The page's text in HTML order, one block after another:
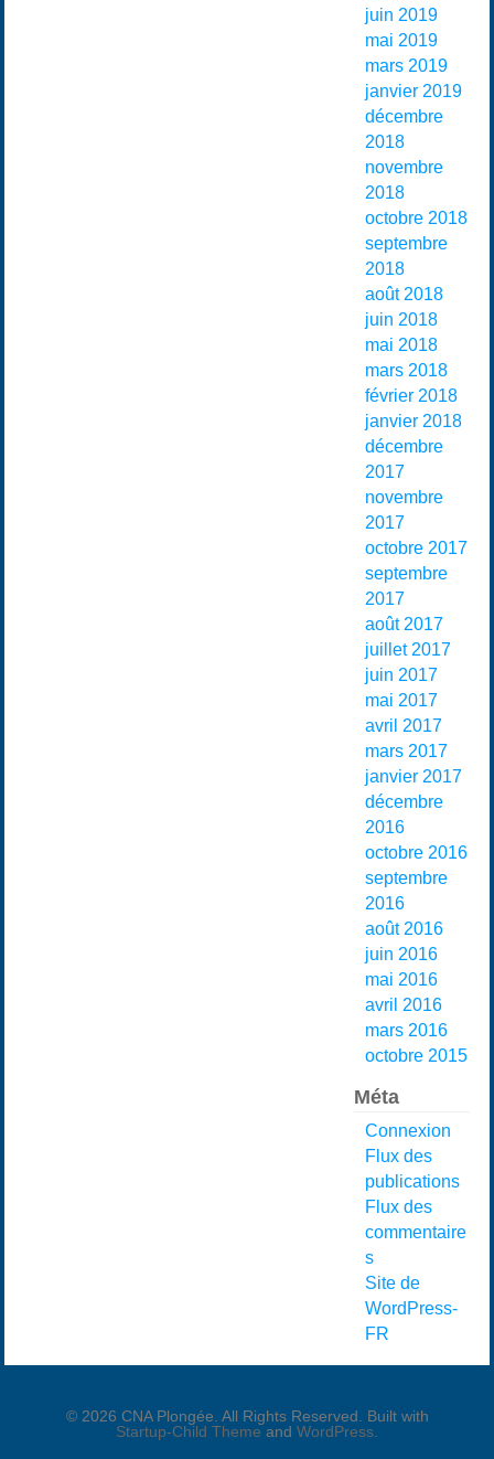
juin 2019
mai 2019
mars 2019
janvier 2019
décembre
2018
novembre
2018
octobre 2018
septembre
2018
août 2018
juin 2018
mai 2018
mars 2018
février 2018
janvier 2018
décembre
2017
novembre
2017
octobre 2017
septembre
2017
août 2017
juillet 2017
juin 2017
mai 2017
avril 2017
mars 2017
janvier 2017
décembre
2016
octobre 2016
septembre
2016
août 2016
juin 2016
mai 2016
avril 2016
mars 2016
octobre 2015
Méta
Connexion
Flux des
publications
Flux des
commentaire
s
Site de
WordPress-
FR
© 2026 CNA Plongée. All Rights Reserved. Built with
Startup-Child Theme and WordPress